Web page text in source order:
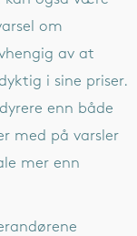
om
av at
i sine priser.
enn både
med på varsler
mer enn